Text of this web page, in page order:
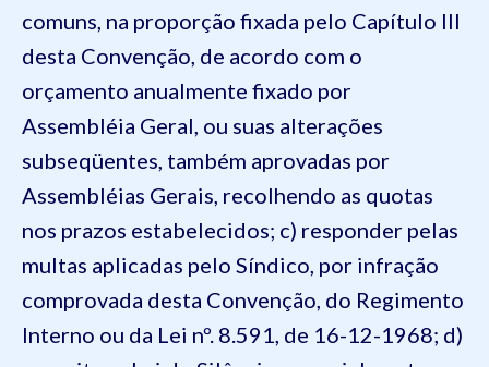
comuns, na proporção fixada pelo Capítulo III
desta Convenção, de acordo com o
orçamento anualmente fixado por
Assembléia Geral, ou suas alterações
subseqüentes, também aprovadas por
Assembléias Gerais, recolhendo as quotas
nos prazos estabelecidos; c) responder pelas
multas aplicadas pelo Síndico, por infração
comprovada desta Convenção, do Regimento
Interno ou da Lei nº. 8.591, de 16-12-1968; d)